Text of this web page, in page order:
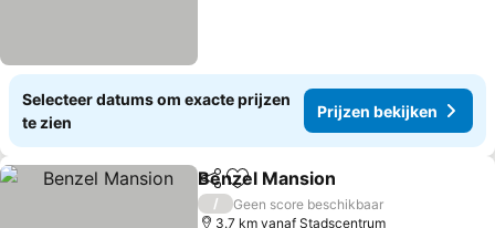
Selecteer datums om exacte prijzen
te zien
Prijzen bekijken
DelenToevoegen aan favorieten
Benzel Mansion
/
Geen score beschikbaar
3.7 km vanaf Stadscentrum